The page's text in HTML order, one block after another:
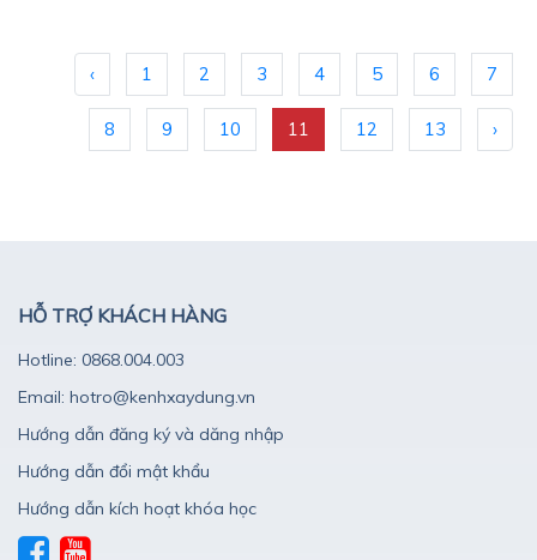
‹ 1 2 3 4 5 6 7
8 9 10 11 12 13 ›
HỖ TRỢ KHÁCH HÀNG
Hotline: 0868.004.003
Email: hotro@kenhxaydung.vn
Hướng dẫn đăng ký và dăng nhập
Hướng dẫn đổi mật khẩu
Hướng dẫn kích hoạt khóa học